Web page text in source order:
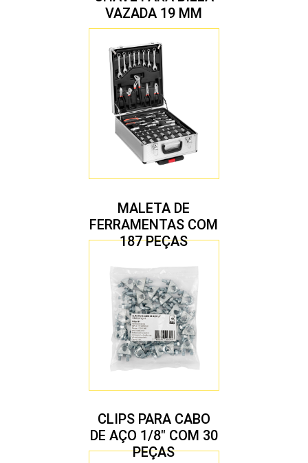
VAZADA 19 MM
MALETA DE
FERRAMENTAS COM
187 PEÇAS
CLIPS PARA CABO
DE AÇO 1/8″ COM 30
PEÇAS